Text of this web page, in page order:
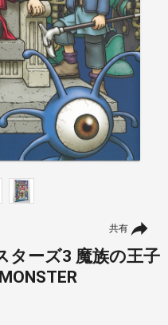
共有
ターズ3 魔族の王子